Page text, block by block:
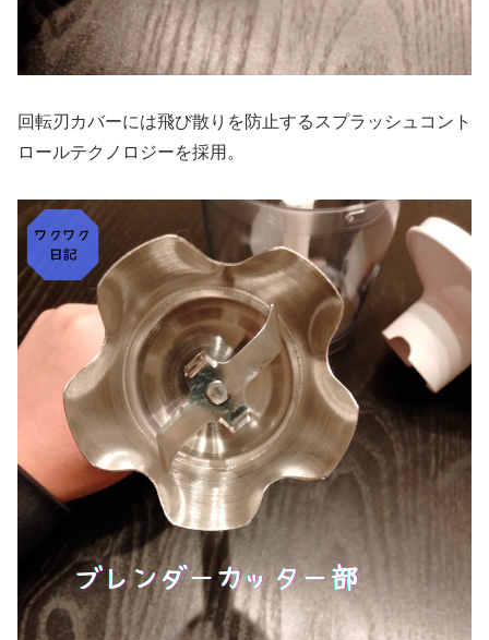
回転刃カバーには飛び散りを防止するスプラッシュコント
ロールテクノロジーを採用。